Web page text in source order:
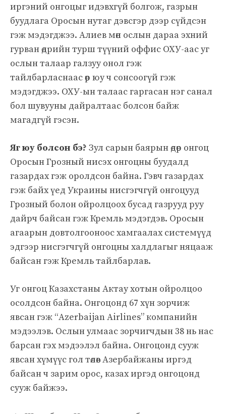
иргэний онгоцыг идэвхгүй болгож, газрын
буудлага Оросын нутаг дэвсгэр дээр сүйдсэн
гэж мэдэгджээ. Алиев мөн ослын дараа эхний
гурван өдрийн турш түүний оффис ОХУ-аас уг
ослын талаар галзуу онол гэж
тайлбарласнаас өөр юу ч сонсоогүй гэж
мэдэгджээ. ОХУ-ын талаас гаргасан нэг санал
бол шувууны дайралтаас болсон байж
магадгүй гэсэн.
Яг юу болсон бэ? Зул сарын баярын өдөр онгоц
Оросын Грозный нисэх онгоцны буудалд
газардах гэж оролдсон байна. Гэвч газардах
гэж байх үед Украины нисгэгчгүй онгоцууд
Грозный болон ойролцоох бусад газрууд руу
дайрч байсан гэж Кремль мэдэгдэв. Оросын
агаарын довтолгооноос хамгаалах системүүд
эдгээр нисгэгчгүй онгоцны халдлагыг няцааж
байсан гэж Кремль тайлбарлав.
Уг онгоц Казахстаны Актау хотын ойролцоо
осолдсон байна. Онгоцонд 67 хүн зорчиж
явсан гэж “Azerbaijan Airlines” компанийн
мэдээлэв. Ослын улмаас зорчигчдын 38 нь нас
барсан гэх мэдээлэл байна. Онгоцонд сууж
явсан хүмүүс гол төлөв Азербайжаны иргэд
байсан ч зарим орос, казах иргэд онгоцонд
сууж байжээ.